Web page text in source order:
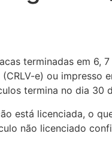
terminadas em
e) ou
termina no dia
está licenciada, o
não licenciado